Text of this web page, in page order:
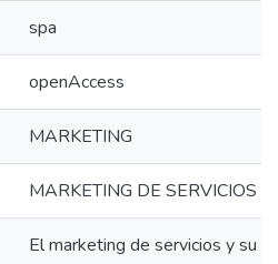
spa
openAccess
MARKETING
MARKETING DE SERVICIOS
El marketing de servicios y su